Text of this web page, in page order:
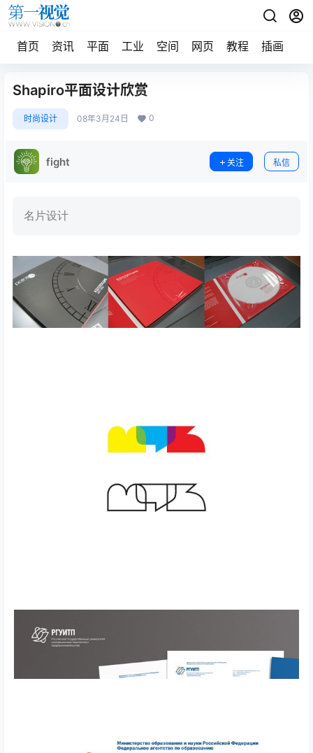
首页 资讯 平面 工业 空间 网页 教程 插画
Shapiro平面设计欣赏
时尚设计 08年3月24日 0
fight 关注 私信
名片设计